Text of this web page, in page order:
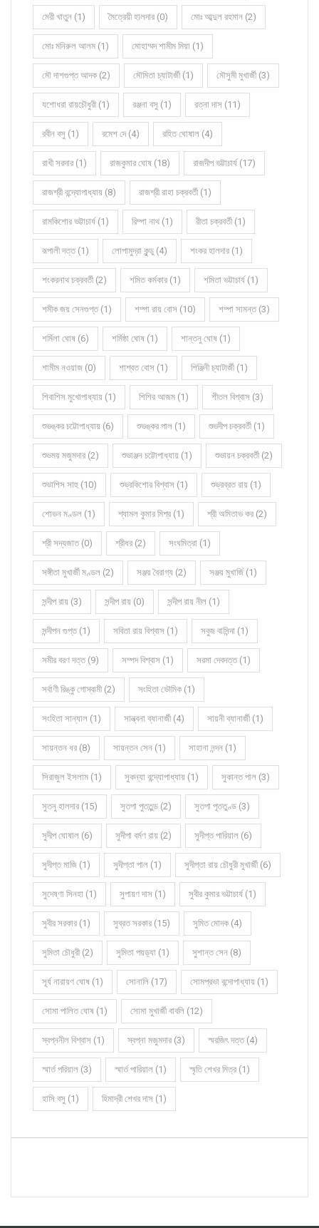
মেরী খাতুন (1) মৈত্রেয়ী হালদার (0) মোঃ আব্দুল রহমান (2)
মোঃ মনিরুল আলম (1) মোহাম্মদ শামীম মিয়া (1)
মৌ দাশগুপ্ত আদক (2) মৌমিতা চ্যাটার্জী (1) মৌসুমী মুখার্জী (3)
যশোধরা রায়চৌধুরী (1) রঞ্জনা বসু (1) রত্না দাস (11)
রবীন বসু (1) রমেশ দে (4) রহিত ঘোষাল (4)
রাখী সরদার (1) রাজকুমার ঘোষ (18) রাজদীপ ভট্টাচার্য (17)
রাজশ্রী বন্দ্যোপাধ্যায় (8) রাজশ্রী রাহা চক্রবর্তী (1)
রামকিশোর ভট্টাচার্য (1) রিম্পা নাথ (1) রীতা চক্রবর্তী (1)
রূপালী দত্ত (1) লোপামুদ্রা কুন্ডু (4) শংকর হালদার (1)
শংকরনাথ চক্রবর্তী (2) শমিত কর্মকার (1) শমিতা ভট্টাচার্য (1)
শমীক জয় সেনগুপ্ত (1) শম্পা রায় বোস (10) শম্পা সামন্ত (3)
শর্মিলা ঘোষ (6) শর্মিষ্ঠা ঘোষ (1) শান্তনু ঘোষ (1)
শামীম নওয়াজ (0) শাশ্বত বোস (1) শিঞ্জিনী চ্যাটার্জী (1)
শিবাশিস মুখোপাধ্যায় (1) শিশির আজম (1) শীতল বিশ্বাস (3)
শুভঙ্কর চট্টোপাধ্যায় (6) শুভঙ্কর পাল (1) শুভদীপ চক্রবর্তী (1)
শুভময় মজুমদার (2) শুভাঞ্জন চট্টোপাধ্যায় (1) শুভায়ন চক্রবর্তী (2)
শুভাশিস সাহু (10) শুভ্রকিশোর বিশ্বাস (1) শুভ্রব্রত রায় (1)
শোভন মণ্ডল (1) শ্যামল কুমার মিশ্র (1) শ্রী অমিতাভ কর (2)
শ্রী সদ্যজাত (0) শ্রীধর (2) সংঘমিত্রা (1)
সঙ্গীতা মুখার্জী মণ্ডল (2) সঞ্জয় বৈরাগ্য (2) সঞ্জয় মুখার্জি (1)
সন্দীপ রায় (3) সন্দীপ রায় (0) সন্দীপ রায় নীল (1)
সন্দীপন গুপ্ত (1) সবিতা রায় বিশ্বাস (1) সবুজ বাসিন্দা (1)
সমীর বরণ দত্ত (9) সম্পদ বিশ্বাস (1) সরমা দেবদত্ত (1)
সর্বাণী রিঙ্কু গোস্বামী (2) সংহিতা ভৌমিক (1)
সংহিতা সান্যাল (1) সান্ত্বনা ব্যানার্জী (4) সায়নী ব্যানার্জী (1)
সায়ন্তন ধর (8) সায়ন্তন সেন (1) সাহানা নন্দন (1)
সিরাজুল ইসলাম (1) সুকন্যা বন্দ্যোপাধ্যায় (1) সুকান্ত পাল (3)
সুতনু হালদার (15) সুতপা পুততুন্ড (2) সুতপা পূততুণ্ড (3)
সুদীপ ঘোষাল (6) সুদীপা বর্মণ রায় (2) সুদীপ্ত পারিয়াল (6)
সুদীপ্ত মাজি (1) সুদীপ্তা পাল (1) সুদীপ্তা রায় চৌধুরী মুখার্জী (6)
সুদেষ্ণা সিনহা (1) সুপায়ণ দাস (1) সুবীর কুমার ভট্টাচার্য (1)
সুবীর সরকার (1) সুব্রত সরকার (15) সুমিত মোদক (4)
সুমিতা চৌধুরী (2) সুমিতা পয়ড়্যা (1) সুশান্ত সেন (8)
সূর্য নারায়ণ ঘোষ (1) সোনালি (17) সোমপ্রভা বন্দোপাধ্যায় (1)
সোমা পালিত ঘোষ (1) সোমা মুখার্জী বাবলি (12)
স্বপ্ননীল বিশ্বাস (1) স্বপ্না মজুমদার (3) স্মরজিৎ দত্ত (4)
স্মার্ত পরিয়াল (3) স্মার্ত পারিয়াল (1) স্মৃতি শেখর মিত্র (1)
হাসি বসু (1) হিমাদ্রী শেখর দাস (1)